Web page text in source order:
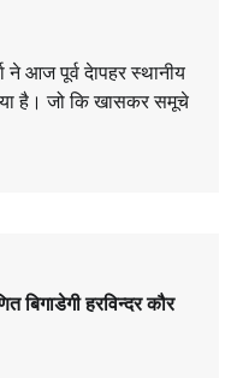
ने आज पूर्व देापहर स्थानीय
है। ​जो कि खासकर समूचे
बिगाडेगी हरविन्दर कौर